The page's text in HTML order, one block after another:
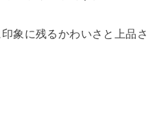
象に残るかわいさと上品さ